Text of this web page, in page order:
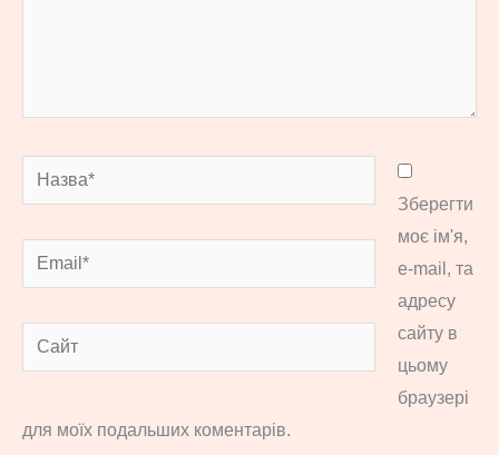
Назва*
Email*
Сайт
Зберегти
моє ім'я,
e-mail, та
адресу
сайту в
цьому
браузері
для моїх подальших коментарів.